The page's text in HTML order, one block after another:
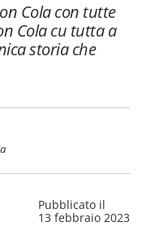
Cola con tutte
Cola cu tutta a
storia che
Pubblicato il
13 febbraio 2023